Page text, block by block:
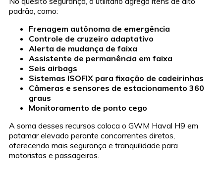
padrão, como:
Frenagem autônoma de emergência
Controle de cruzeiro adaptativo
Alerta de mudança de faixa
Assistente de permanência em faixa
Seis airbags
Sistemas ISOFIX para fixação de cadeirinhas
Câmeras e sensores de estacionamento 360
graus
Monitoramento de ponto cego
A soma desses recursos coloca o GWM Haval H9 em
patamar elevado perante concorrentes diretos,
oferecendo mais segurança e tranquilidade para
motoristas e passageiros.